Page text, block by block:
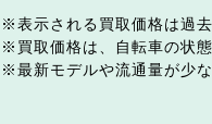
表示される買取価格は過
買取価格は、自転車の状
最新モデルや流通量が少